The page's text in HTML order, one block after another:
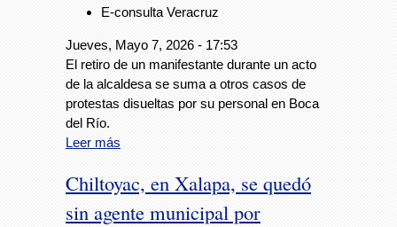
E-consulta Veracruz
Jueves, Mayo 7, 2026 - 17:53
El retiro de un manifestante durante un acto
de la alcaldesa se suma a otros casos de
protestas disueltas por su personal en Boca
del Río.
Leer más
Chiltoyac, en Xalapa, se quedó
sin agente municipal por